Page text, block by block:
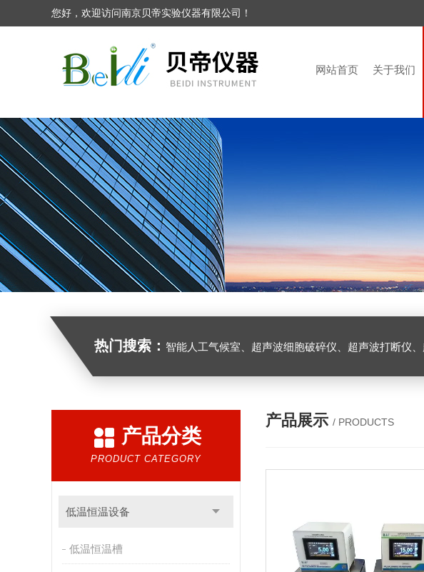
您好，欢迎访问南京贝帝实验仪器有限公司！
网站首页 关于我们
热门搜索： 智能人工气候室、超声波细胞破碎仪、超声波打断仪
产品分类
PRODUCT CATEGORY
低温恒温设备
低温恒温槽
产品展示 / PRODUCTS